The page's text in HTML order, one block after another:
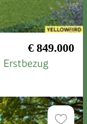
€ 849.000